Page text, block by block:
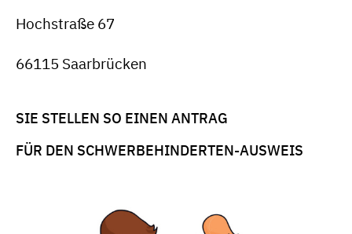
Hochstraße 67
66115 Saarbrücken
SIE STELLEN SO EINEN ANTRAG
FÜR DEN SCHWERBEHINDERTEN-AUSWEIS